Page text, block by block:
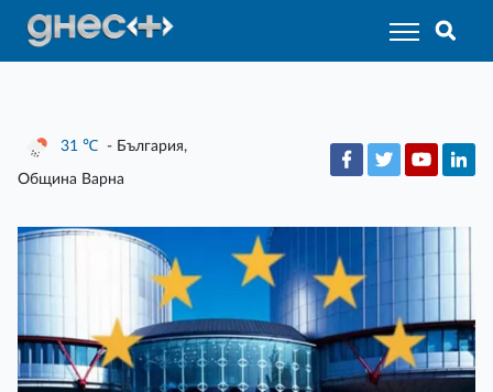
31 ℃ - България,
Община Варна